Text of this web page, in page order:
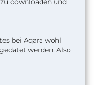
downloaden und
bei Aqara wohl
werden. Also